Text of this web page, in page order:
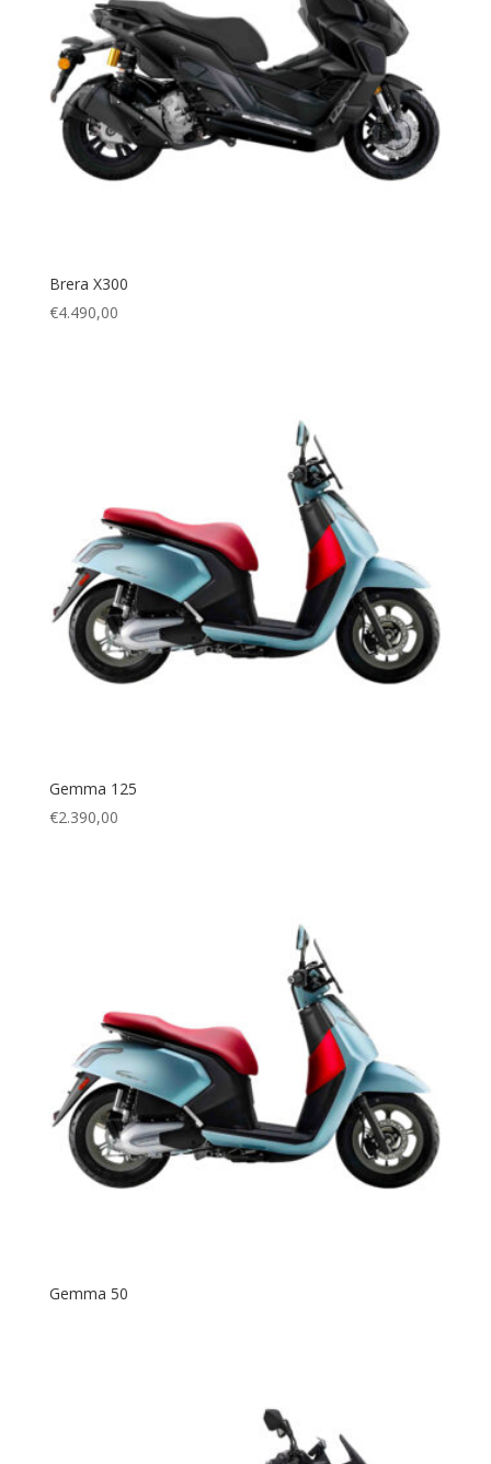
Brera X300
€4.490,00
Gemma 125
€2.390,00
Gemma 50